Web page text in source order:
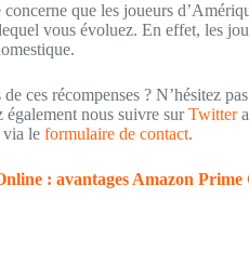
que les joueurs
vous évoluez. En effet, les
ces récompenses ? N’hésitez
également nous suivre surTwitter
via le formulaire de contact.
: avantages Amazon Prime